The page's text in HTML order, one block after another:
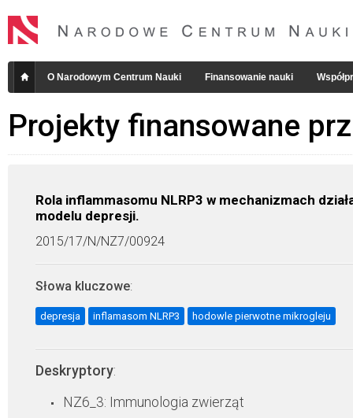
O Narodowym Centrum Nauki Finansowanie nauki
Projekty finansowane
Rola inflammasomu NLRP3 w mechanizmach
modelu depresji.
2015/17/N/NZ7/00924
Słowa kluczowe:
depresja inflamasom NLRP3 hodowle pierwotne mikrogleju
Deskryptory:
NZ6_3: Immunologia zwierząt